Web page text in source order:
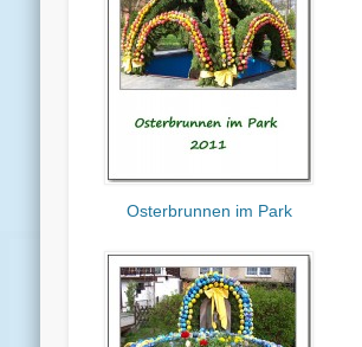
Osterbrunnen im Park